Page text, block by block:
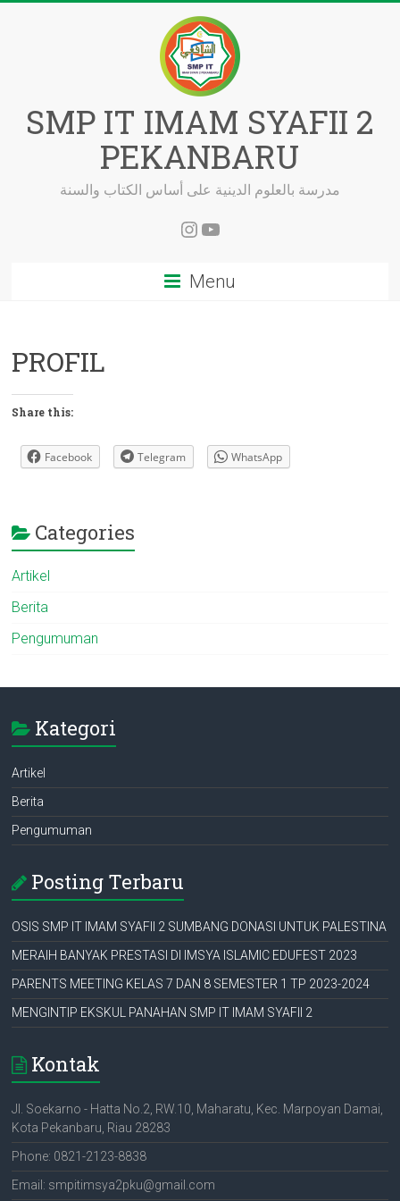
SMP IT IMAM SYAFII 2
PEKANBARU
مدرسة بالعلوم الدينية على أساس الكتاب والسنة
Instagram
YouTube
Menu
PROFIL
Share this:
Facebook Telegram WhatsApp
Categories
Artikel
Berita
Pengumuman
Kategori
Artikel
Berita
Pengumuman
Posting Terbaru
OSIS SMP IT IMAM SYAFII 2 SUMBANG DONASI UNTUK PALESTINA
MERAIH BANYAK PRESTASI DI IMSYA ISLAMIC EDUFEST 2023
PARENTS MEETING KELAS 7 DAN 8 SEMESTER 1 TP 2023-2024
MENGINTIP EKSKUL PANAHAN SMP IT IMAM SYAFII 2
Kontak
Jl. Soekarno - Hatta No.2, RW.10, Maharatu, Kec. Marpoyan Damai,
Kota Pekanbaru, Riau 28283
Phone: 0821-2123-8838
Email: smpitimsya2pku@gmail.com